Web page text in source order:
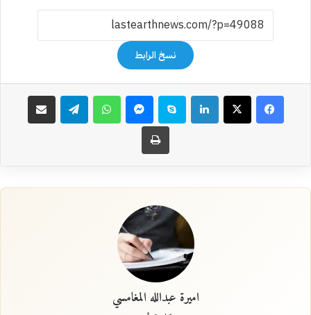
نسخ الرابط
فيسبوك‫X لينكدإن سكايب ماسنجر واتساب تيلقرام مشاركة عبر البريد
طباعة
اميرة عبدالله المغامسي